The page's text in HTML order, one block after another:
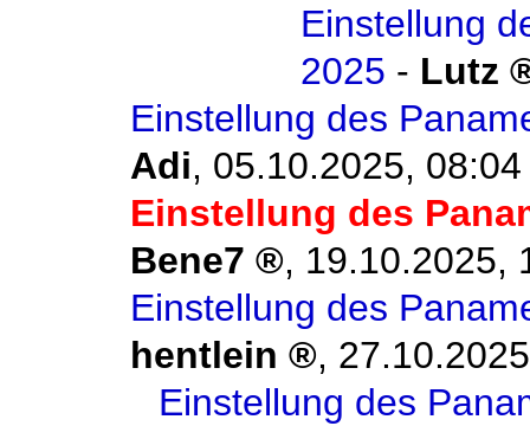
Einstellung
2025 - Lutz
Einstellung des
Adi, 05.10.2025, 08:04
Einstellung des
Bene7
, 19.10.2025,
Einstellung des
hentlein
,
Einstellung des